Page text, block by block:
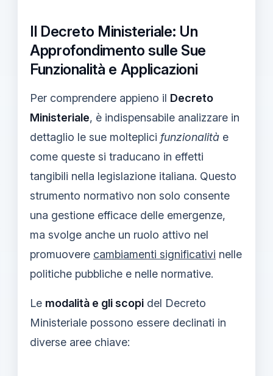
Il Decreto Ministeriale: Un
Approfondimento sulle Sue
Funzionalità e Applicazioni
Per comprendere appieno il Decreto
Ministeriale, è indispensabile analizzare in
dettaglio le sue molteplici funzionalità e
come queste si traducano in effetti
tangibili nella legislazione italiana. Questo
strumento normativo non solo consente
una gestione efficace delle emergenze,
ma svolge anche un ruolo attivo nel
promuovere cambiamenti significativi nelle
politiche pubbliche e nelle normative.
Le modalità e gli scopi del Decreto
Ministeriale possono essere declinati in
diverse aree chiave: